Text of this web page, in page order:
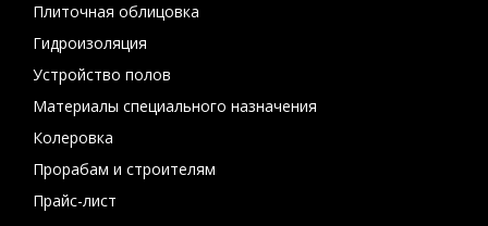
Плиточная облицовка
Гидроизоляция
Устройство полов
Материалы специального назначения
Колеровка
Прорабам и строителям
Прайс-лист